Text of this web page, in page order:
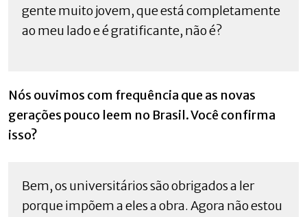
gente muito jovem, que está completamente
ao meu lado e é gratificante, não é?
Nós ouvimos com frequência que as novas
gerações pouco leem no Brasil. Você confirma
isso?
Bem, os universitários são obrigados a ler
porque impõem a eles a obra. Agora não estou